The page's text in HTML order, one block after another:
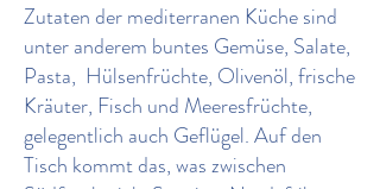
Zutaten der mediterranen Küche sind
unter anderem buntes Gemüse, Salate,
Pasta, Hülsenfrüchte, Olivenöl, frische
Kräuter, Fisch und Meeresfrüchte,
gelegentlich auch Geflügel. Auf den
Tisch kommt das, was zwischen